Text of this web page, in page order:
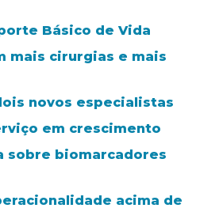
Básico de Vida
mais cirurgias e mais
novos especialistas
em crescimento
sobre biomarcadores
acima de